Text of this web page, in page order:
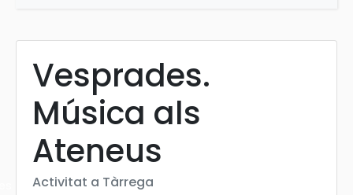
Vesprades.
Música als
Ateneus
Activitat a Tàrrega